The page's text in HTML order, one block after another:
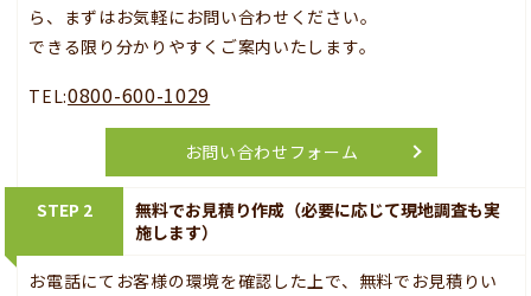
ら、まずはお気軽にお問い合わせください。
できる限り分かりやすくご案内いたします。
TEL:0800-600-1029
お問い合わせフォーム
STEP 2
無料でお見積り作成（必要に応じて現地調査も実
施します）
お電話にてお客様の環境を確認した上で、無料でお見積りい